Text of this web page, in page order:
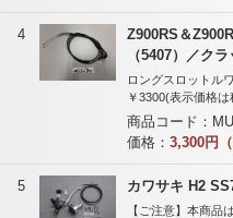
4
Z900RS＆
（5407）／クラ
ロングスロット
￥3300(表示価格
商品コード：
価格： 3,300円（
5 カワサキ H2
【ご注意】本商品